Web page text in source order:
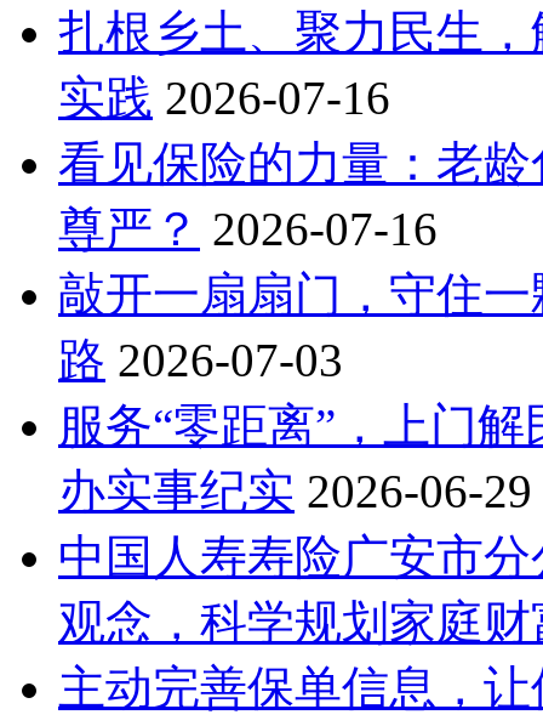
扎根乡土、聚力民生
实践 2026-07-16
看见保险的力量：老
尊严？ 2026-07-16
敲开一扇扇门，守住
路 2026-07-03
服务“零距离”，上门
办实事纪实 2026-06-29
中国人寿寿险广安市
观念，科学规划家庭财
主动完善保单信息，让